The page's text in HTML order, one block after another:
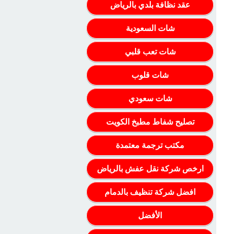
عقد نظافة بلدي بالرياض
شات السعودية
شات تعب قلبي
شات قلوب
شات سعودي
تصليح شفاط مطبخ الكويت
مكتب ترجمة معتمدة
ارخص شركة نقل عفش بالرياض
افضل شركة تنظيف بالدمام
الأفضل